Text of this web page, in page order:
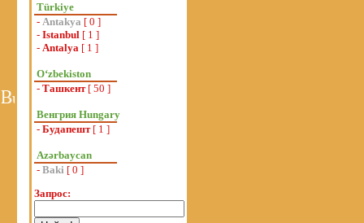
Türkiye
- Antakya [ 0 ]
- Istanbul [ 1 ]
- Antalya [ 1 ]
Oʻzbekiston
- Ташкент[ 50 ]
Венгрия Hungary
- Будапешт[ 1 ]
Azərbaycan
- Baki [ 0 ]
Запрос: